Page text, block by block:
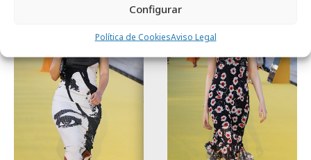
Configurar
Política de CookiesAviso Legal
Empresas y Negocios